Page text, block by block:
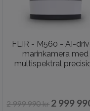
FLIR - M560 - AI-
marinkamera med
multispektral
2 999 990 kr 2 999